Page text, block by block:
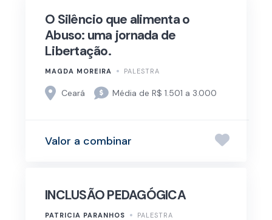
O Silêncio que alimenta o
Abuso: uma jornada de
Libertação.
MAGDA MOREIRA PALESTRA
Ceará Média de R$ 1.501 a 3.000
Valor a combinar
INCLUSÃO PEDAGÓGICA
PATRICIA PARANHOS PALESTRA